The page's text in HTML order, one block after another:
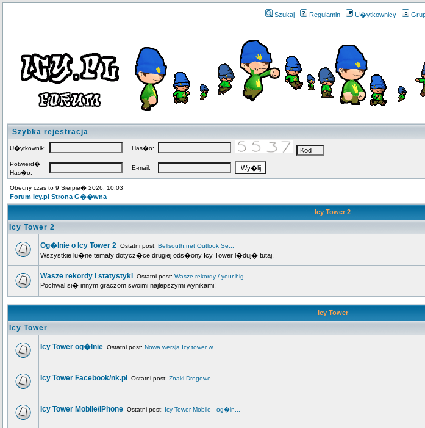
Szukaj Regulamin U�ytkownicy
Szybka rejestracja
U�ytkownik: Has�o:
Potwierd�
Has�o:
E-mail:
Obecny czas to 9 Sierpie� 2026, 10:03
Forum Icy.pl Strona G��wna
Icy Tower 2
Icy Tower 2
Og�lnie o Icy Tower 2 Ostatni post: Bellsouth.net Outlook Se...
Wszystkie lu�ne tematy dotycz�ce drugiej ods�ony Icy Tower l�duj� tutaj.
Wasze rekordy i statystyki Ostatni post: Wasze rekordy / your hig...
Pochwal si� innym graczom swoimi najlepszymi wynikami!
Icy Tower
Icy Tower
Icy Tower og�lnie Ostatni post: Nowa wersja Icy tower w ...
Icy Tower Facebook/nk.pl Ostatni post: Znaki Drogowe
Icy Tower Mobile/iPhone Ostatni post: Icy Tower Mobile - og�ln...